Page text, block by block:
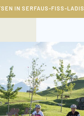
IN SERFAUS-FISS-LADIS